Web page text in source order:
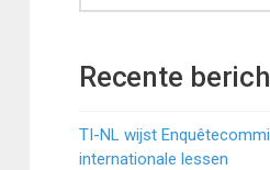
Recente
TI-NL wijst
internationale lessen